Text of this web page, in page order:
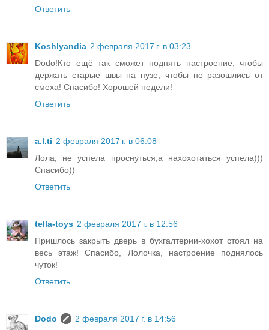
Ответить
Koshlyandia 2 февраля 2017 г. в 03:23
Dodo!Кто ещё так сможет поднять настроение, чтобы
держать старые швы на пузе, чтобы не разошлись от
смеха! Спасибо! Хорошей недели!
Ответить
a.l.ti 2 февраля 2017 г. в 06:08
Лола, не успела проснуться,а нахохотаться успела)))
Спасибо))
Ответить
tella-toys 2 февраля 2017 г. в 12:56
Пришлось закрыть дверь в бухгалтерии-хохот стоял на
весь этаж! Спасибо, Лолочка, настроение поднялось
чуток!
Ответить
Dodo
2 февраля 2017 г. в 14:56